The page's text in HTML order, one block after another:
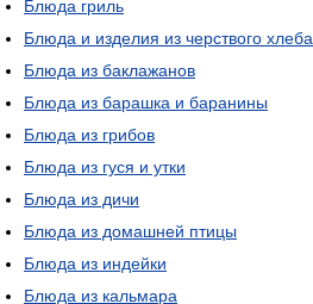
Блюда гриль
Блюда и изделия из черствого хлеба
Блюда из баклажанов
Блюда из барашка и баранины
Блюда из грибов
Блюда из гуся и утки
Блюда из дичи
Блюда из домашней птицы
Блюда из индейки
Блюда из кальмара